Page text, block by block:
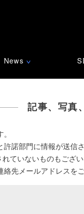
News ∨
記事、写真
諾部門に情報が送信
ていないものもござ
絡先メールアドレスを